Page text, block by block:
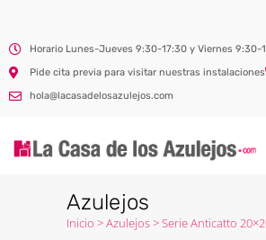
Horario Lunes-Jueves 9:30-17:30 y Viernes 9:30-
Pide cita previa para visitar nuestras instalaciones
hola@lacasadelosazulejos.com
Azulejos
Inicio >Azulejos>Serie Anticatto